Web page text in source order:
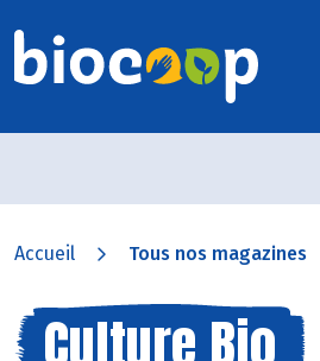
Accueil Tous nos magazines
Culture Bio